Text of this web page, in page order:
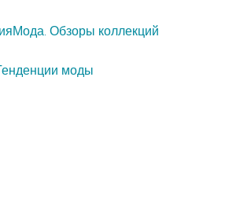
Мода. Обзоры коллекций
моды